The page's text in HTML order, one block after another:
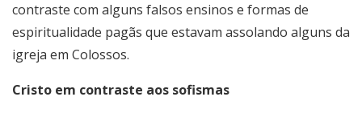
contraste com alguns falsos ensinos e formas de
espiritualidade pagãs que estavam assolando alguns da
igreja em Colossos.
Cristo em contraste aos sofismas